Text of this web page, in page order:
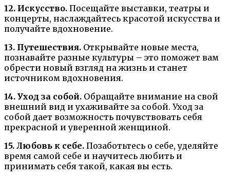
12. Искусство. Посещайте выставки, театры и
концерты, наслаждайтесь красотой искусства и
получайте вдохновение.
13. Путешествия. Открывайте новые места,
познавайте разные культуры – это поможет вам
обрести новый взгляд на жизнь и станет
источником вдохновения.
14. Уход за собой. Обращайте внимание на свой
внешний вид и ухаживайте за собой. Уход за
собой дает возможность почувствовать себя
прекрасной и уверенной женщиной.
15. Любовь к себе. Позаботьтесь о себе, уделяйте
время самой себе и научитесь любить и
принимать себя такой, какая вы есть.